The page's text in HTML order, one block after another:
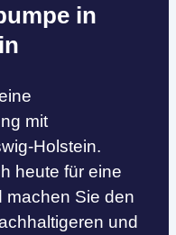
in
mit
Holstein.
heute für eine
machen Sie den
und